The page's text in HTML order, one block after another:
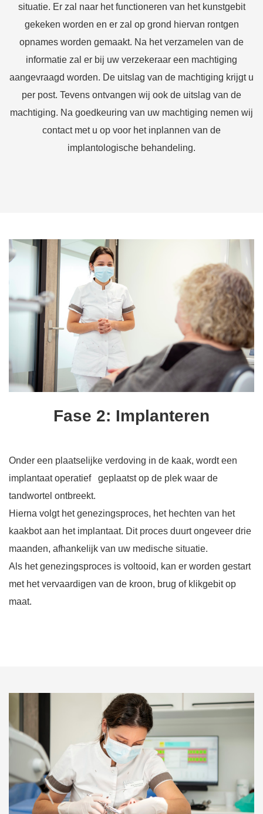
situatie. Er zal naar het functioneren van het kunstgebit
gekeken worden en er zal op grond hiervan rontgen
opnames worden gemaakt. Na het verzamelen van de
informatie zal er bij uw verzekeraar een machtiging
aangevraagd worden. De uitslag van de machtiging krijgt u
per post. Tevens ontvangen wij ook de uitslag van de
machtiging. Na goedkeuring van uw machtiging nemen wij
contact met u op voor het inplannen van de
implantologische behandeling.
Fase 2: Implanteren
Onder een plaatselijke verdoving in de kaak, wordt een
implantaat operatief geplaatst op de plek waar de
tandwortel ontbreekt.
Hierna volgt het genezingsproces, het hechten van het
kaakbot aan het implantaat. Dit proces duurt ongeveer drie
maanden, afhankelijk van uw medische situatie.
Als het genezingsproces is voltooid, kan er worden gestart
met het vervaardigen van de kroon, brug of klikgebit op
maat.